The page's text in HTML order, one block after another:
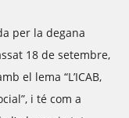
per la degana
18 de setembre,
el lema “L’ICAB,
i té com a